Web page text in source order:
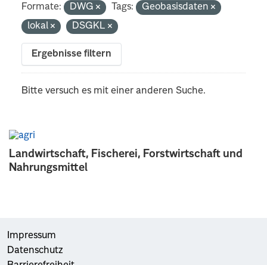
Landwirtschaft, Fischerei, Forstwirtschaft und
Nahrungsmittel
Formate: DWG Tags:
Geobasisdaten
lokal
DSGKL
Ergebnisse filtern
Bitte versuch es mit einer anderen Suche.
Impressum
Datenschutz